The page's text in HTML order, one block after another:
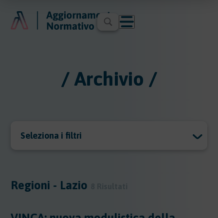
/ Archivio /
Seleziona i filtri
Regioni - Lazio